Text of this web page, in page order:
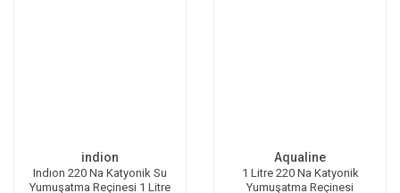
indion
Indıon 220 Na Katyonik Su
Yumuşatma Reçinesi 1 Litre
Aqualine
1 Litre 220 Na Katyonik
Yumuşatma Reçinesi